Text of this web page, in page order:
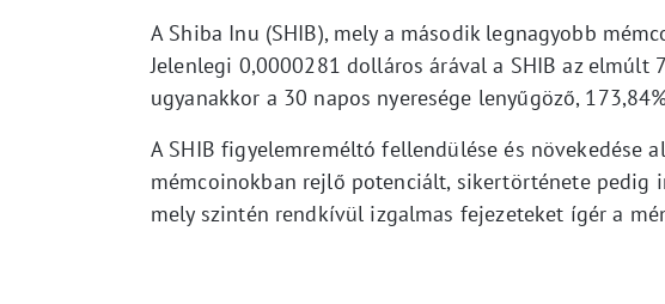
A Shiba Inu (SHIB), mely a második legnagyobb
Jelenlegi 0,0000281 dolláros árával a SHIB az elmúlt
ugyanakkor a 30 napos nyeresége lenyűgöző,
A SHIB figyelemreméltó fellendülése és növekedése
mémcoinokban rejlő potenciált, sikertörténete pedig
mely szintén rendkívül izgalmas fejezeteket ígér a